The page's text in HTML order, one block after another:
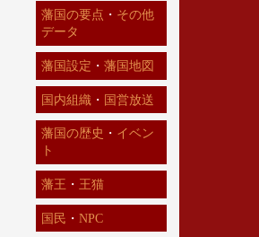
藩国の要点 ・ その他
データ
藩国設定 ・ 藩国地図
国内組織 ・ 国営放送
藩国の歴史 ・ イベン
ト
藩王 ・ 王猫
国民 ・ NPC